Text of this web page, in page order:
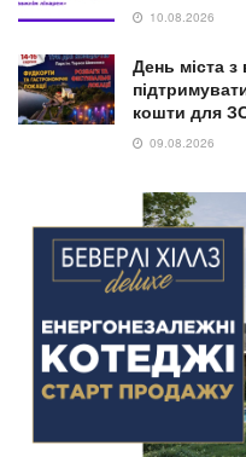
10.08.2026
День міста
кошти для
09.08.2026